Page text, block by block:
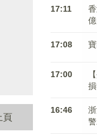
頁
17:11
17:08
17:00
16:46